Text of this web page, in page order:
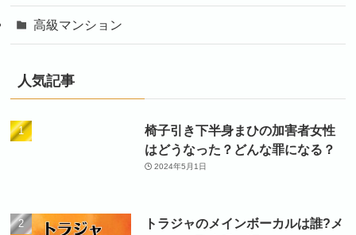
高級マンション
人気記事
椅子引き下半身まひの加害者女性
はどうなった？どんな罪になる？
2024年5月1日
トラジャのメインボーカルは誰?メ